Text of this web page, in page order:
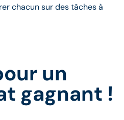
chacun sur des tâches à
un
gagnant !